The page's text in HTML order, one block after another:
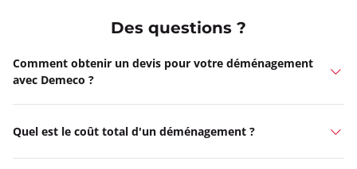
Des questions ?
Comment obtenir un devis pour votre déménagement
avec Demeco ?
Quel est le coût total d'un déménagement ?